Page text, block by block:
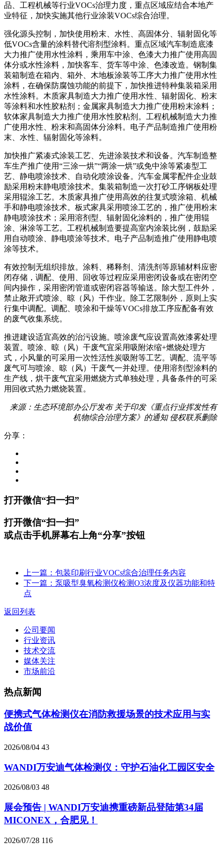
品、工程机械等行业VOCs治理力度，重点区域应结合本地产
业特征，加快实施其他行业涂装VOCs综合治理。
强化源头控制，加快使用粉末、水性、高固体分、辐射固化等
低VOCs含量的涂料替代溶剂型涂料。重点区域汽车制造底漆
大力推广使用水性涂料，乘用车中涂、色漆大力推广使用高固
体分或水性涂料，加快客车、货车等中涂、色漆改造。钢制集
装箱制造在箱内、箱外、木地板涂装等工序大力推广使用水性
涂料，在确保防腐蚀功能的前提下，加快推进特种集装箱采用
水性涂料。木质家具制造大力推广使用水性、辐射固化、粉末
等涂料和水性胶粘剂；金属家具制造大力推广使用粉末涂料；
软体家具制造大力推广使用水性胶粘剂。工程机械制造大力推
广使用水性、粉末和高固体分涂料。电子产品制造推广使用粉
末、水性、辐射固化等涂料。
加快推广紧凑式涂装工艺、先进涂装技术和设备。汽车制造整
车生产推广使用“三涂一烘”“两涂一烘”或免中涂等紧凑型工
艺、静电喷涂技术、自动化喷涂设备。汽车金属零配件企业鼓
励采用粉末静电喷涂技术。集装箱制造一次打砂工序钢板处理
采用辊涂工艺。木质家具推广使用高效的往复式喷涂箱、机械
手和静电喷涂技术。板式家具采用喷涂工艺的，推广使用粉末
静电喷涂技术；采用溶剂型、辐射固化涂料的，推广使用辊
涂、淋涂等工艺。工程机械制造要提高室内涂装比例，鼓励采
用自动喷涂、静电喷涂等技术。电子产品制造推广使用静电喷
涂等技术。
有效控制无组织排放。涂料、稀释剂、清洗剂等原辅材料应密
闭存储，调配、使用、回收等过程应采用密闭设备或在密闭空
间内操作，采用密闭管道或密闭容器等输送。除大型工件外，
禁止敞开式喷涂、晾（风）干作业。除工艺限制外，原则上实
行集中调配。调配、喷涂和干燥等VOCs排放工序应配备有效
的废气收集系统。
推进建设适宜高效的治污设施。喷涂废气应设置高效漆雾处理
装置。喷涂、晾（风）干废气宜采用吸附浓缩+燃烧处理方
式，小风量的可采用一次性活性炭吸附等工艺。调配、流平等
废气可与喷涂、晾（风）干废气一并处理。使用溶剂型涂料的
生产线，烘干废气宜采用燃烧方式单独处理，具备条件的可采
用回收式热力燃烧装置。
来源：生态环境部办公厅发布 关于印发《重点行业挥发性有
机物综合治理方案》的通知 侵权联系删除
分享：
打开微信“扫一扫”
打开微信“扫一扫”
或点击手机屏幕右上角“分享”按钮
上一篇：包装印刷行业VOCs综合治理任务内容
下一篇：泵吸型臭氧检测仪检测O3浓度及仪器功能和特
点
返回列表
公司要闻
行业资讯
技术交流
媒体关注
市场前沿
热点新闻
便携式气体检测仪在消防救援场景的技术应用与实
战价值
2026/08/04 43
WANDI万安迪气体检测仪：守护石油化工园区安全
2026/08/03 48
展会预告 | WANDI万安迪携重磅新品登陆第34届
MICONEX，合肥见！
2026/07/28 116